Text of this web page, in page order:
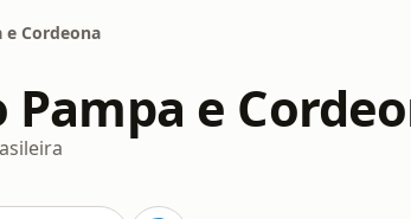
e Cordeona
Pampa e